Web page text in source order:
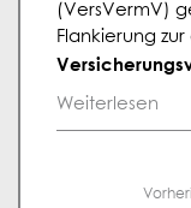
(VersVermV)
Flankierung
Weiterlesen